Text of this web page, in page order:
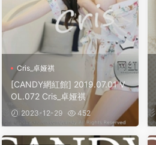
Cris_卓娅祺
[CANDY網紅館] 2019.07.01 V
OL.072 Cris_卓娅祺
2023-12-29 452